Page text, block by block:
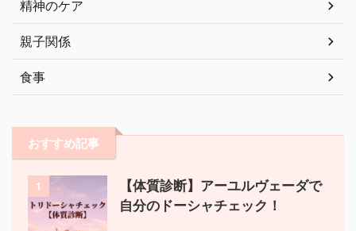
精神のケア
親子関係
食事
おすすめ記事
1
【体質診断】アーユルヴェーダで
自分のドーシャチェック！